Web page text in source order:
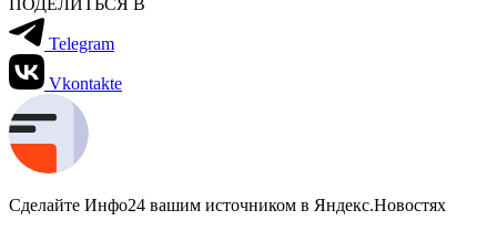
Telegram
Vkontakte
Сделайте Инфо24 вашим источником в Яндекс.Новостях